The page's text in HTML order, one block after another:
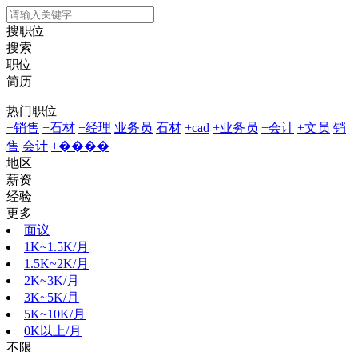
搜职位
搜索
职位
简历
热门职位
+销售 +石材 +经理 业务员 石材 +cad +业务员 +会计 +文员 销
售 会计 +����
地区
薪资
经验
更多
面议
1K~1.5K/月
1.5K~2K/月
2K~3K/月
3K~5K/月
5K~10K/月
0K以上/月
不限